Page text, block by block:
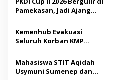
o
s
Pamekasan, Jadi Ajang
Madura
Kemenhub Evakuasi
Seluruh Korban KMP
Operator Diaudit
Mahasiswa STIT Aqidah
Usymuni Sumenep dan